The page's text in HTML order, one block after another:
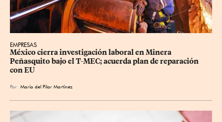
EMPRESAS
México cierra investigación laboral en Minera
Peñasquito bajo el T-MEC; acuerda plan de reparación
con EU
Por María del Pilar Martínez